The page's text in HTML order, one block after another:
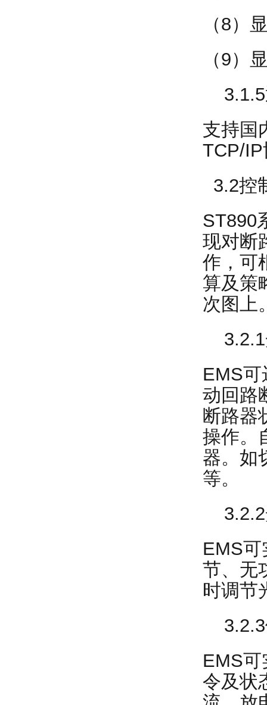
（8）
（9）
3.1.5
支持国
TCP/
3.2控
ST890
现对断
作，可
算及策
次图上
3.2.1
EMS
动回路
断路器
操作。
器。如
等。
3.2.2
EMS
节、无
时调节
3.2.3
EMS
令及状